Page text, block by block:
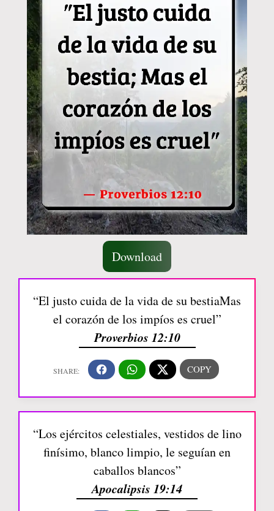
Download
“El justo cuida de la vida de su bestiaMas
el corazón de los impíos es cruel”
Proverbios 12:10
“Los ejércitos celestiales, vestidos de lino
finísimo, blanco limpio, le seguían en
caballos blancos”
Apocalipsis 19:14